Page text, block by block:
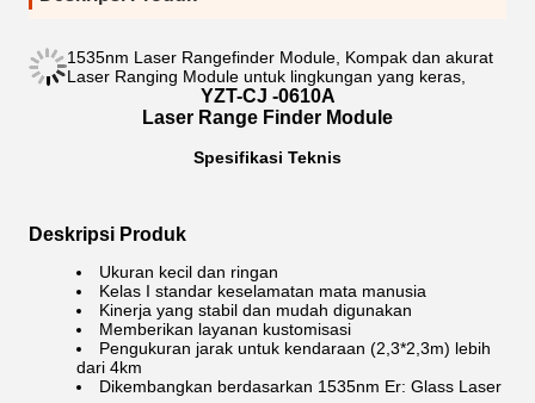
1535nm Laser Rangefinder Module, Kompak dan akurat
Laser Ranging Module untuk lingkungan yang keras,
YZT-CJ -0610A
Laser Range Finder Module
Spesifikasi Teknis
Deskripsi Produk
Ukuran kecil dan ringan
Kelas I standar keselamatan mata manusia
Kinerja yang stabil dan mudah digunakan
Memberikan layanan kustomisasi
Pengukuran jarak untuk kendaraan (2,3*2,3m) lebih
dari 4km
Dikembangkan berdasarkan 1535nm Er: Glass Laser